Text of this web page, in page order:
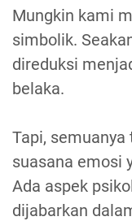
Mungkin kami
simbolik.
direduksi
belaka.
Tapi,
suasana emosi
Ada aspek
dijabarkan